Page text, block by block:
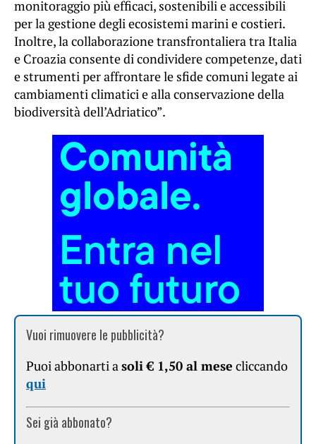
monitoraggio più efficaci, sostenibili e accessibili
per la gestione degli ecosistemi marini e costieri.
Inoltre, la collaborazione transfrontaliera tra Italia
e Croazia consente di condividere competenze, dati
e strumenti per affrontare le sfide comuni legate ai
cambiamenti climatici e alla conservazione della
biodiversità dell’Adriatico”.
Vuoi rimuovere le pubblicità?
Puoi abbonarti asoli € 1,50 al mese cliccando
qui
Sei già abbonato?